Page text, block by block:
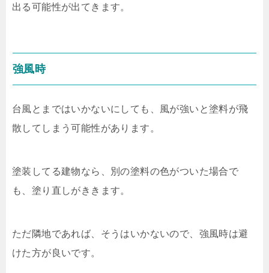
出る可能性が出てきます。
強風時
台風とまではいかないにしても、風が強いと塗料が飛
散してしまう可能性があります。
塗装してる建物なら、別の塗料の色がついた場合で
も、塗り直しがききます。
ただ隣地であれば、そうはいかないので、強風時は避
けた方が良いです。